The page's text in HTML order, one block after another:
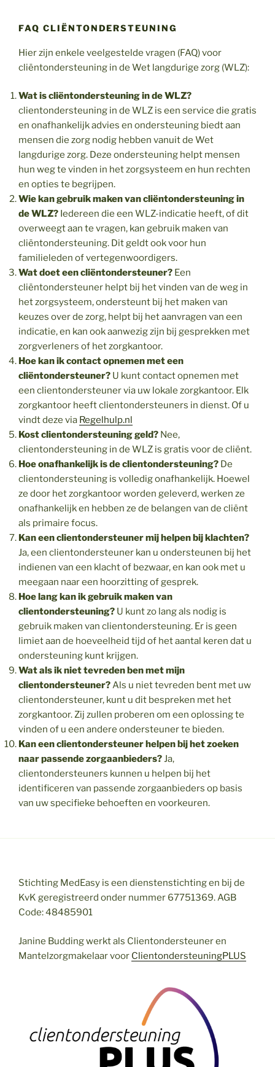
FAQ CLIËNTONDERSTEUNING
Hier zijn enkele veelgestelde vragen (FAQ) voor
cliëntondersteuning in de Wet langdurige zorg (WLZ):
Wat is cliëntondersteuning in de WLZ?
clientondersteuning in de WLZ is een service die gratis
en onafhankelijk advies en ondersteuning biedt aan
mensen die zorg nodig hebben vanuit de Wet
langdurige zorg. Deze ondersteuning helpt mensen
hun weg te vinden in het zorgsysteem en hun rechten
en opties te begrijpen.
Wie kan gebruik maken van cliëntondersteuning in
de WLZ? Iedereen die een WLZ-indicatie heeft, of dit
overweegt aan te vragen, kan gebruik maken van
cliëntondersteuning. Dit geldt ook voor hun
familieleden of vertegenwoordigers.
Wat doet een cliëntondersteuner? Een
cliëntondersteuner helpt bij het vinden van de weg in
het zorgsysteem, ondersteunt bij het maken van
keuzes over de zorg, helpt bij het aanvragen van een
indicatie, en kan ook aanwezig zijn bij gesprekken met
zorgverleners of het zorgkantoor.
Hoe kan ik contact opnemen met een
cliëntondersteuner? U kunt contact opnemen met
een clientondersteuner via uw lokale zorgkantoor. Elk
zorgkantoor heeft clientondersteuners in dienst. Of u
vindt deze via Regelhulp.nl
Kost clientondersteuning geld? Nee,
clientondersteuning in de WLZ is gratis voor de cliënt.
Hoe onafhankelijk is de clientondersteuning? De
clientondersteuning is volledig onafhankelijk. Hoewel
ze door het zorgkantoor worden geleverd, werken ze
onafhankelijk en hebben ze de belangen van de cliënt
als primaire focus.
Kan een clientondersteuner mij helpen bij klachten?
Ja, een clientondersteuner kan u ondersteunen bij het
indienen van een klacht of bezwaar, en kan ook met u
meegaan naar een hoorzitting of gesprek.
Hoe lang kan ik gebruik maken van
clientondersteuning? U kunt zo lang als nodig is
gebruik maken van clientondersteuning. Er is geen
limiet aan de hoeveelheid tijd of het aantal keren dat u
ondersteuning kunt krijgen.
Wat als ik niet tevreden ben met mijn
clientondersteuner?Als u niet tevreden bent met uw
clientondersteuner, kunt u dit bespreken met het
zorgkantoor. Zij zullen proberen om een oplossing te
vinden of u een andere ondersteuner te bieden.
Kan een clientondersteuner helpen bij het zoeken
naar passende zorgaanbieders?Ja,
clientondersteuners kunnen u helpen bij het
identificeren van passende zorgaanbieders op basis
van uw specifieke behoeften en voorkeuren.
Stichting MedEasy is een dienstenstichting en bij de
KvK geregistreerd onder nummer 67751369. AGB
Code: 48485901
Janine Budding werkt als Clientondersteuner en
Mantelzorgmakelaar voor ClientondersteuningPLUS